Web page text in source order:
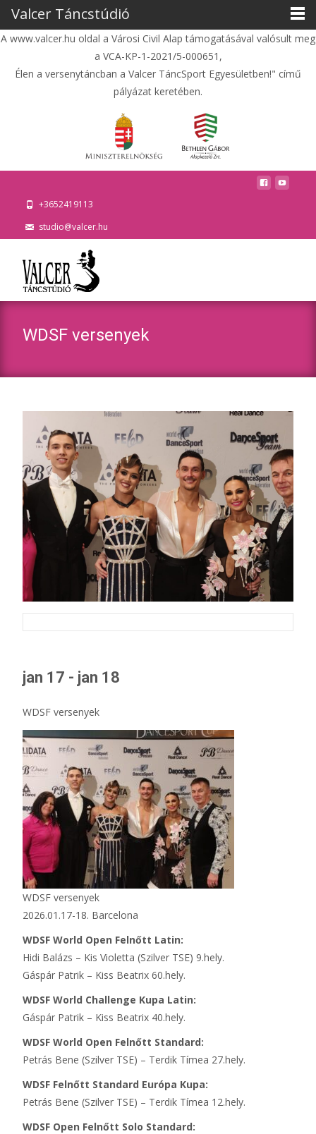
A www.valcer.hu oldal a Városi Civil Alap támogatásával valósult meg
a VCA-KP-1-2021/5-000651,
Élen a versenytáncban a Valcer TáncSport Egyesületben!" című
pályázat keretében.
+3652419113
studio@valcer.hu
WDSF versenyek
jan 17 - jan 18
WDSF versenyek
WDSF versenyek
2026.01.17-18. Barcelona
WDSF World Open Felnőtt Latin:
Hidi Balázs – Kis Violetta (Szilver TSE) 9.hely.
Gáspár Patrik – Kiss Beatrix 60.hely.
WDSF World Challenge Kupa Latin:
Gáspár Patrik – Kiss Beatrix 40.hely.
WDSF World Open Felnőtt Standard:
Petrás Bene (Szilver TSE) – Terdik Tímea 27.hely.
WDSF Felnőtt Standard Európa Kupa:
Petrás Bene (Szilver TSE) – Terdik Tímea 12.hely.
WDSF Open Felnőtt Solo Standard:
Valcer Táncstúdió